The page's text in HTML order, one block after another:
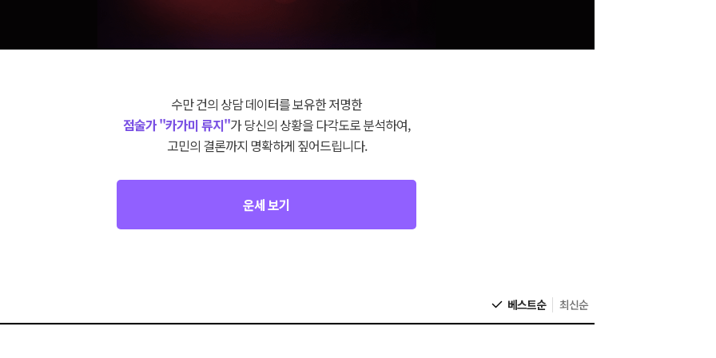
수만 건의 상담 데이터를 보유한 저명한
점술가 "카가미 류지"가 당신의 상황을 다각도로 분석하여,
고민의 결론까지 명확하게 짚어드립니다.
운세 보기
베스트순 최신순